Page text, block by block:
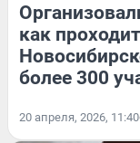
как
более 300
20 апреля, 2026, 11:40